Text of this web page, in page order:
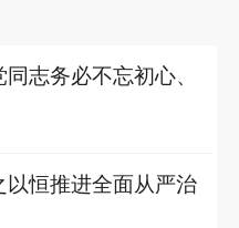
志务必不忘初心、
以恒推进全面从严治